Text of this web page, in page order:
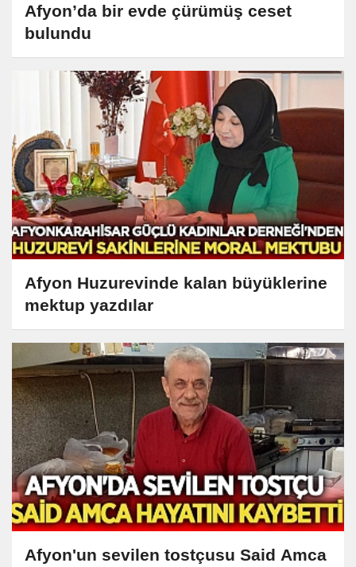
Afyon’da bir evde çürümüş ceset
bulundu
Afyon Huzurevinde kalan büyüklerine
mektup yazdılar
Afyon'un sevilen tostçusu Said Amca